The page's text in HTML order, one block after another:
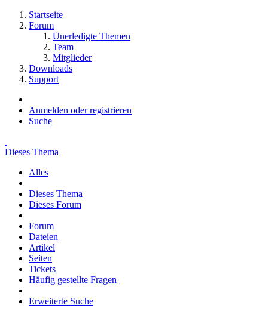
Startseite
Forum
Unerledigte Themen
Team
Mitglieder
Downloads
Support
Anmelden oder registrieren
Suche
Dieses Thema
Alles
Dieses Thema
Dieses Forum
Forum
Dateien
Artikel
Seiten
Tickets
Häufig gestellte Fragen
Erweiterte Suche